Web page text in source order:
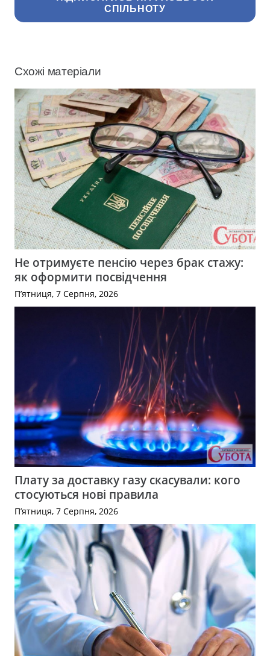
СПІЛЬНОТУ
Схожі матеріали
Не отримуєте пенсію через брак стажу:
як оформити посвідчення
П’ятниця, 7 Серпня, 2026
Плату за доставку газу скасували: кого
стосуються нові правила
П’ятниця, 7 Серпня, 2026